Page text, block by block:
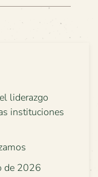
liderazgo
instituciones
de 2026